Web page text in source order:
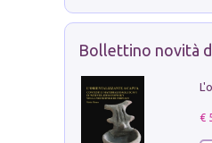
Bollettino novità
€